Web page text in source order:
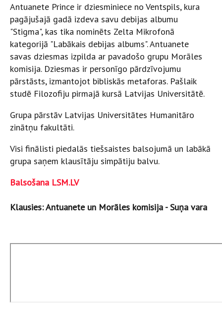
Antuanete Prince ir dziesminiece no Ventspils, kura
pagājušajā gadā izdeva savu debijas albumu
"Stigma", kas tika nominēts Zelta Mikrofonā
kategorijā "Labākais debijas albums". Antuanete
savas dziesmas izpilda ar pavadošo grupu Morāles
komisija. Dziesmas ir personīgo pārdzīvojumu
pārstāsts, izmantojot bibliskās metaforas. Pašlaik
studē Filozofiju pirmajā kursā Latvijas Universitātē.
Grupa pārstāv Latvijas Universitātes Humanitāro
zinātņu fakultāti.
Visi finālisti piedalās tiešsaistes balsojumā un labākā
grupa saņem klausītāju simpātiju balvu.
Balsošana LSM.LV
Klausies: Antuanete un Morāles komisija - Suņa vara